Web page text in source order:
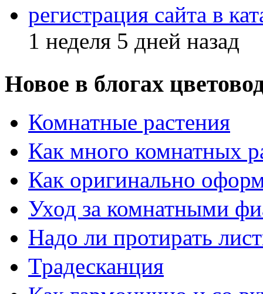
регистрация сайта в
1 неделя 5 дней назад
Новое в блогах
Комнатные растения
Как много комнатных
Как оригинально
Уход за комнатными
Надо ли протирать
Традесканция